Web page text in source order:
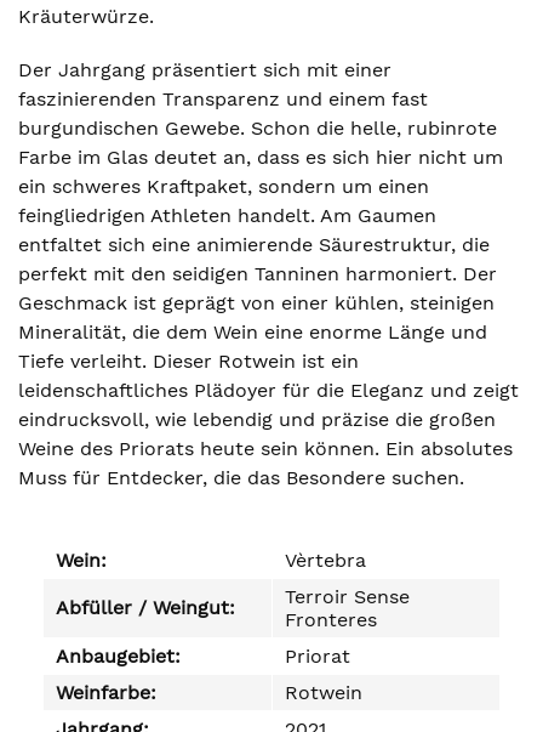
Kräuterwürze.
Der Jahrgang präsentiert sich mit einer
faszinierenden Transparenz und einem fast
burgundischen Gewebe. Schon die helle, rubinrote
Farbe im Glas deutet an, dass es sich hier nicht um
ein schweres Kraftpaket, sondern um einen
feingliedrigen Athleten handelt. Am Gaumen
entfaltet sich eine animierende Säurestruktur, die
perfekt mit den seidigen Tanninen harmoniert. Der
Geschmack ist geprägt von einer kühlen, steinigen
Mineralität, die dem Wein eine enorme Länge und
Tiefe verleiht. Dieser Rotwein ist ein
leidenschaftliches Plädoyer für die Eleganz und zeigt
eindrucksvoll, wie lebendig und präzise die großen
Weine des Priorats heute sein können. Ein absolutes
Muss für Entdecker, die das Besondere suchen.
Wein: Vèrtebra
Abfüller / Weingut:
Terroir Sense
Fronteres
Anbaugebiet:
Priorat
Weinfarbe:
Rotwein